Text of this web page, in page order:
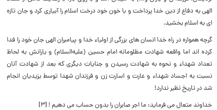
الهی به دفاع از دین خدا پرداخت و با خون خود درخت اسلام را آبیاری کرد و جان تازه
ای به اسلام بخشید.
گرچه همواره در راه خدا انسان های بزرگی از اولیاء خدا و پیامبران الهی جان خود را فدا
کرده اند اما واقعه شهادت مظلومانه امام حسین (علیه‌السلام) و یارانش به لحاظ
تعداد شهداء و نحوه به شهادت رسیدن و جنایات دیگری که بعد از شهادت آنان
نسبت به اجساد شهداء و غارت و اسارت زن و فرزندان شهدا توسط یزیدیان انجام
شد در تاریخ نظیر ندارد!
خداوند متعال می فرماید: ما اجر صابران را بدون حساب می دهیم ! [۳]